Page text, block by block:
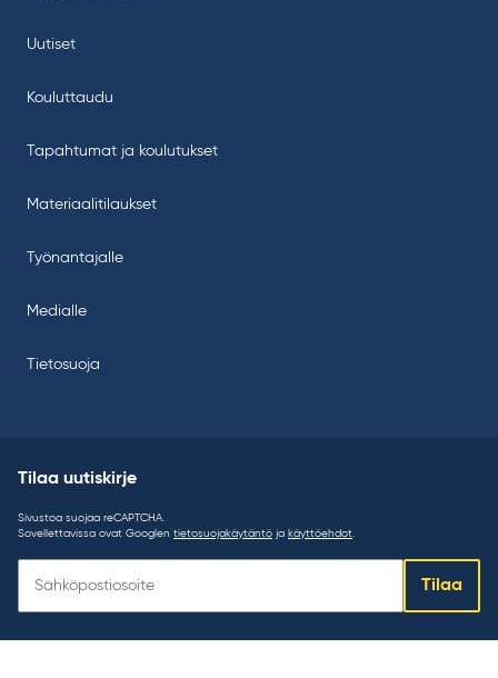
Uutiset
Kouluttaudu
Tapahtumat ja koulutukset
Materiaalitilaukset
Työnantajalle
Medialle
Tietosuoja
Tilaa uutiskirje
Sivustoa suojaa reCAPTCHA.
Sovellettavissa ovat Googlen tietosuojakäytäntö ja käyttöehdot.
uutiskirje:
Tilaa